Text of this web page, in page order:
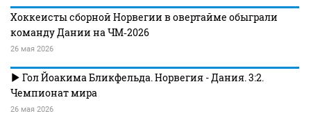
Хоккеисты сборной Норвегии в овертайме обыграли
команду Дании на ЧМ‑2026
26 мая 2026
Гол Йоакима Бликфельда. Норвегия - Дания. 3:2.
Чемпионат мира
26 мая 2026